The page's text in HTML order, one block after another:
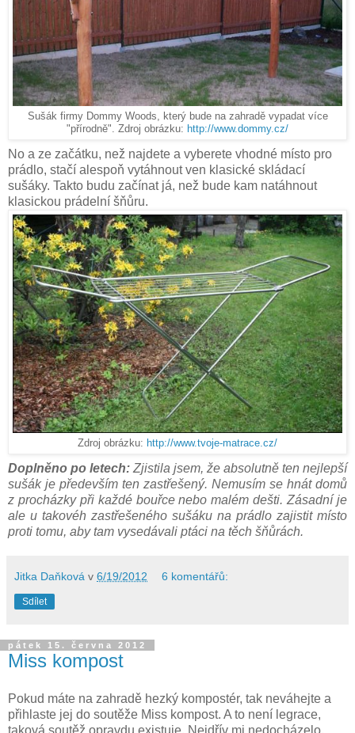
Sušák firmy Dommy Woods, který bude na zahradě vypadat více
"přírodně". Zdroj obrázku: http://www.dommy.cz/
No a ze začátku, než najdete a vyberete vhodné místo pro
prádlo, stačí alespoň vytáhnout ven klasické skládací
sušáky. Takto budu začínat já, než bude kam natáhnout
klasickou prádelní šňůru.
Zdroj obrázku: http://www.tvoje-matrace.cz/
Doplněno po letech: Zjistila jsem, že absolutně ten nejlepší
sušák je především ten zastřešený. Nemusím se hnát domů
z procházky při každé bouřce nebo malém dešti. Zásadní je
ale u takovéh zastřešeného sušáku na prádlo zajistit místo
proti tomu, aby tam vysedávali ptáci na těch šňůrách.
Jitka Daňková v 6/19/2012 6 komentářů:
Sdílet
pátek 15. června 2012
Miss kompost
Pokud máte na zahradě hezký kompostér, tak neváhejte a
přihlaste jej do soutěže Miss kompost. A to není legrace,
taková soutěž opravdu existuje. Nejdřív mi nedocházelo,